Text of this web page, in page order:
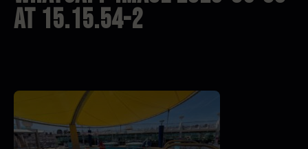
at 15.15.54-2